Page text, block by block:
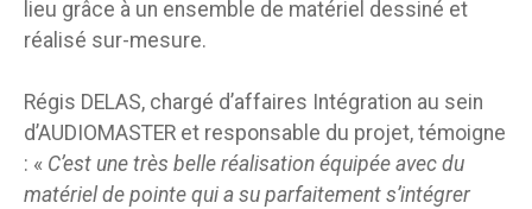
lieu grâce à un ensemble de matériel dessiné et
réalisé sur-mesure.
Régis DELAS, chargé d’affaires Intégration au sein
d’AUDIOMASTER et responsable du projet, témoigne
: « C’est une très belle réalisation équipée avec du
matériel de pointe qui a su parfaitement s’intégrer